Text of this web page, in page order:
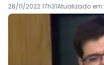
28/11/2022 17h31Atualizado em: